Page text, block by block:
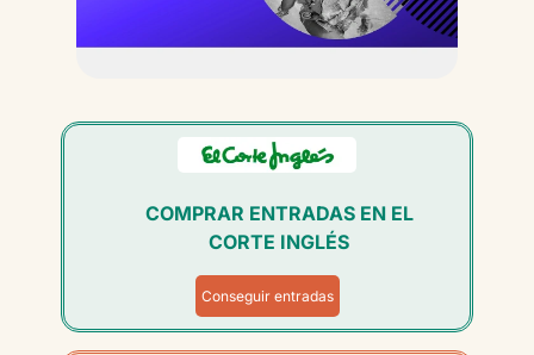
COMPRAR ENTRADAS EN EL
CORTE INGLÉS
Conseguir entradas